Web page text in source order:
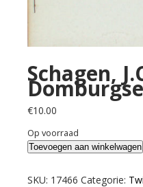
Schagen,
€10.00
Op voorraad
Schagen,
van.
Toevoegen aan winkelwagen
SKU: 17466 Categorie: